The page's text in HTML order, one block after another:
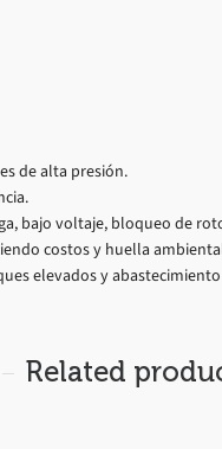
de alta presión.
bajo voltaje, bloqueo de
costos y huella
elevados y
Related